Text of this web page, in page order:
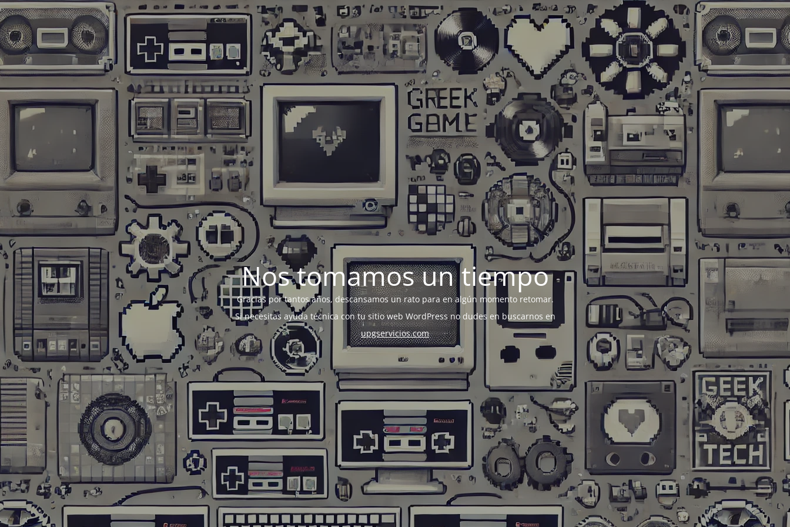
Nos tomamos un tiempo
Gracias por tantos años, descansamos un rato para en algún momento retomar.
Si necesitas ayuda técnica con tu sitio web WordPress no dudes en buscarnos en
upgservicios.com